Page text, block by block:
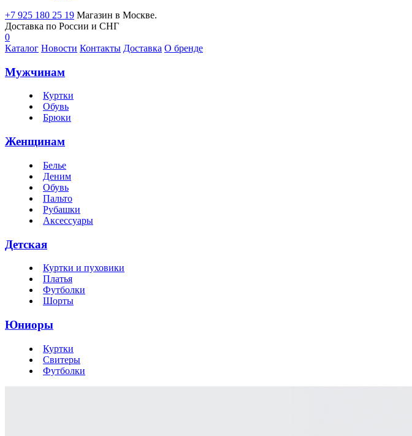
+7 925 180 25 19 Магазин в Москве.
Доставка по России и СНГ
0
Каталог Новости Контакты Доставка О бренде
Мужчинам
Куртки
Обувь
Брюки
Женщинам
Белье
Деним
Обувь
Пальто
Рубашки
Аксессуары
Детская
Куртки и пуховики
Платья
Футболки
Шорты
Юниоры
Куртки
Свитеры
Футболки